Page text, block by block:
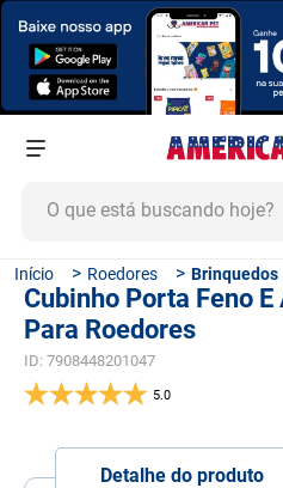
Roedores Brinquedos
Cubinho Porta Feno
Para Roedores
ID: 7908448201047
5.0
Detalhe do produto
1